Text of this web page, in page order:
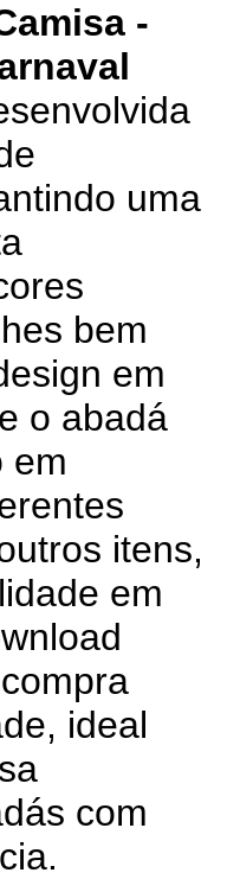
-
uma
bem
em
o abadá
em
itens,
em
ideal
com